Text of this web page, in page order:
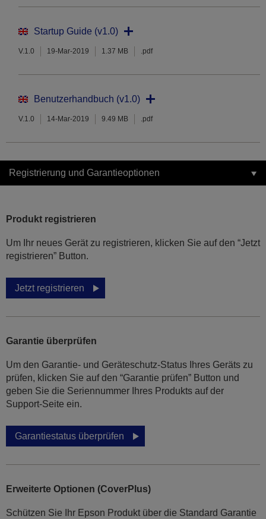
Startup Guide (v1.0)
V.1.0 19-Mar-2019 1.37 MB .pdf
Benutzerhandbuch (v1.0)
V.1.0 14-Mar-2019 9.49 MB .pdf
Registrierung und Garantieoptionen
Produkt registrieren
Um Ihr neues Gerät zu registrieren, klicken Sie auf den “Jetzt
registrieren” Button.
Jetzt registrieren
Garantie überprüfen
Um den Garantie- und Geräteschutz-Status Ihres Geräts zu
prüfen, klicken Sie auf den “Garantie prüfen” Button und
geben Sie die Seriennummer Ihres Produkts auf der
Support-Seite ein.
Garantiestatus überprüfen
Erweiterte Optionen (CoverPlus)
Schützen Sie Ihr Epson Produkt über die Standard Garantie